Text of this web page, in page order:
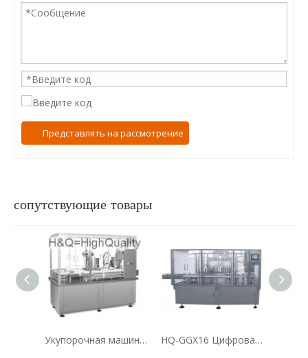
Представлять на рассмотрение
сопутствующие товары
Укупорочная машина для наполнения жидкостью для сыворотки для наполнения жидкостью объемом 4 куб. HQ-GGX16 Цифровая машина для розлива и укупорки с отслеживанием для фармацевтической продукции